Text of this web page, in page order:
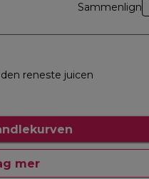
Sammenlign
reneste juicen
mer